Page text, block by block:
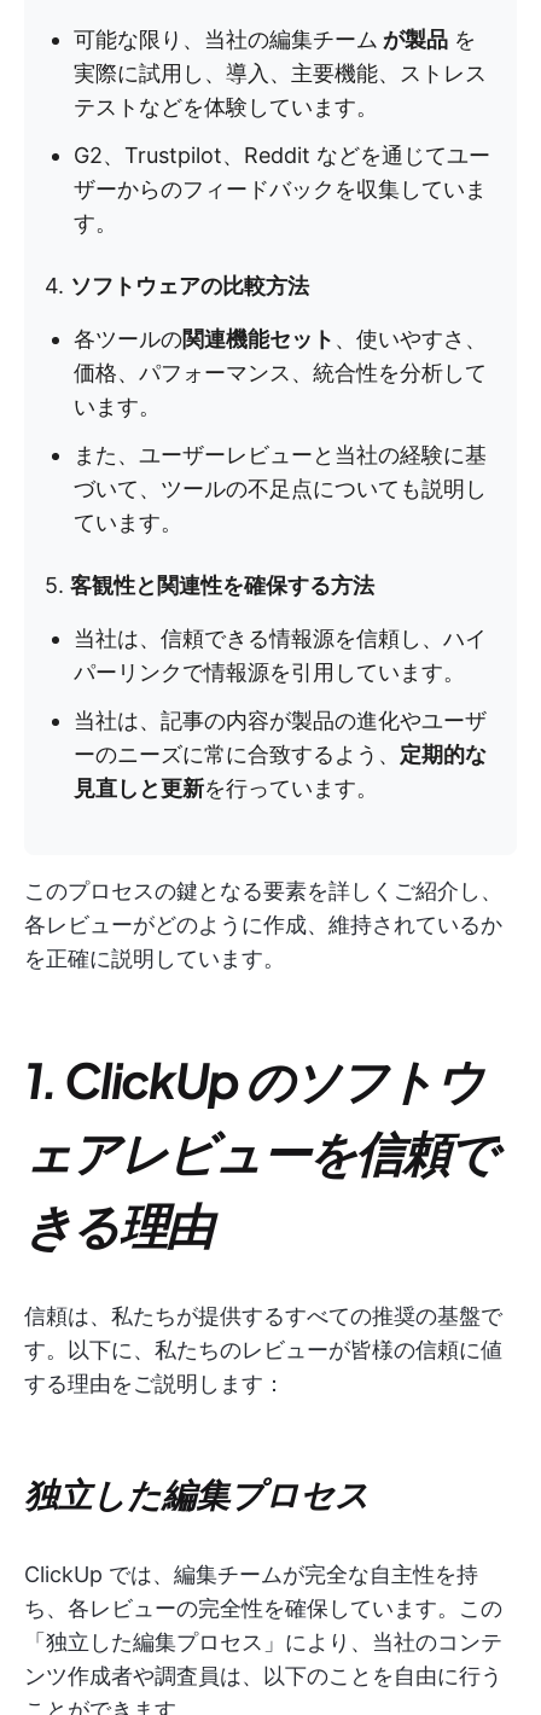
可能な限り、当社の編集チーム が製品 を
実際に試用し、導入、主要機能、ストレス
テストなどを体験しています。
G2、Trustpilot、Reddit などを通じてユー
ザーからのフィードバックを収集していま
す。
4. ソフトウェアの比較方法
各ツールの関連機能セット 、使いやすさ、
価格、パフォーマンス、統合性を分析して
います。
また、ユーザーレビューと当社の経験に基
づいて、ツールの不足点についても説明し
ています。
5. 客観性と関連性を確保する方法
当社は、信頼できる情報源を信頼し、ハイ
パーリンクで情報源を引用しています。
当社は、記事の内容が製品の進化やユーザ
ーのニーズに常に合致するよう、 定期的な
見直しと更新を行っています。
このプロセスの鍵となる要素を詳しくご紹介し、
各レビューがどのように作成、維持されているか
を正確に説明しています。
1. ClickUp のソフトウ
ェアレビューを信頼で
きる理由
信頼は、私たちが提供するすべての推奨の基盤で
す。以下に、私たちのレビューが皆様の信頼に値
する理由をご説明します：
独立した編集プロセス
ClickUp では、編集チームが完全な自主性を持
ち、各レビューの完全性を確保しています。この
「独立した編集プロセス」により、当社のコンテ
ンツ作成者や調査員は、以下のことを自由に行う
ことができます。